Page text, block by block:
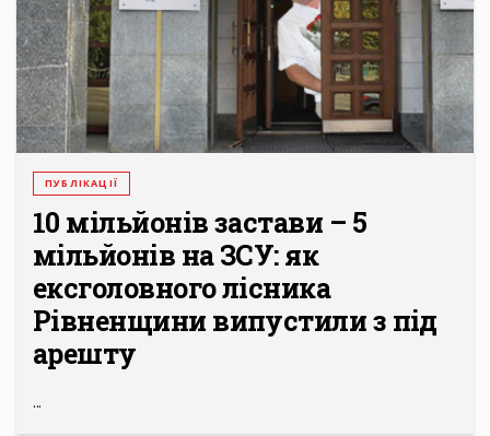
ПУБЛІКАЦІЇ
10 мільйонів застави – 5
мільйонів на ЗСУ: як
ексголовного лісника
Рівненщини випустили з під
арешту
...